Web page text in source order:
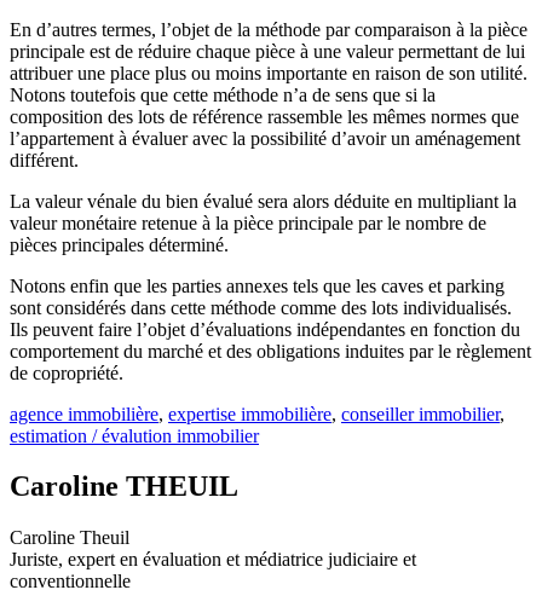
En d’autres termes, l’objet de la méthode par comparaison à la pièce
principale est de réduire chaque pièce à une valeur permettant de lui
attribuer une place plus ou moins importante en raison de son utilité.
Notons toutefois que cette méthode n’a de sens que si la
composition des lots de référence rassemble les mêmes normes que
l’appartement à évaluer avec la possibilité d’avoir un aménagement
différent.
La valeur vénale du bien évalué sera alors déduite en multipliant la
valeur monétaire retenue à la pièce principale par le nombre de
pièces principales déterminé.
Notons enfin que les parties annexes tels que les caves et parking
sont considérés dans cette méthode comme des lots individualisés.
Ils peuvent faire l’objet d’évaluations indépendantes en fonction du
comportement du marché et des obligations induites par le règlement
de copropriété.
agence immobilière, expertise immobilière, conseiller immobilier,
estimation / évalution immobilier
Caroline THEUIL
Caroline Theuil
Juriste, expert en évaluation et médiatrice judiciaire et
conventionnelle